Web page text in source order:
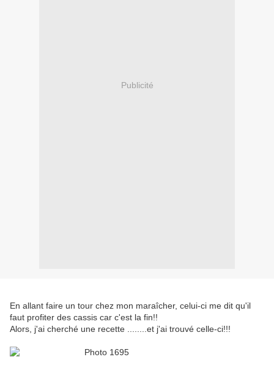
Publicité
En allant faire un tour chez mon maraîcher, celui-ci me dit qu'il
faut profiter des cassis car c'est la fin!!
Alors, j'ai cherché une recette ........et j'ai trouvé celle-ci!!!